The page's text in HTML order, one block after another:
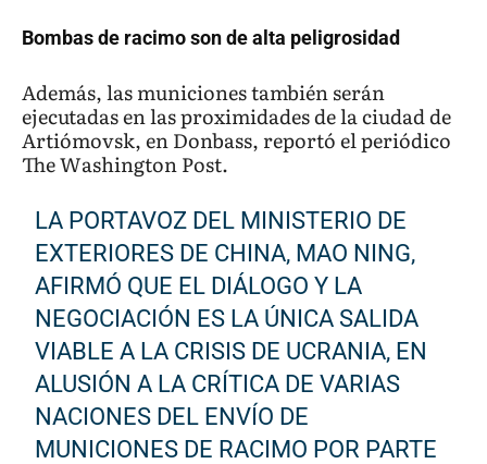
Bombas de racimo son de alta peligrosidad
Además, las municiones también serán
ejecutadas en las proximidades de la ciudad de
Artiómovsk, en Donbass, reportó el periódico
The Washington Post.
LA PORTAVOZ DEL MINISTERIO DE
EXTERIORES DE CHINA, MAO NING,
AFIRMÓ QUE EL DIÁLOGO Y LA
NEGOCIACIÓN ES LA ÚNICA SALIDA
VIABLE A LA CRISIS DE UCRANIA, EN
ALUSIÓN A LA CRÍTICA DE VARIAS
NACIONES DEL ENVÍO DE
MUNICIONES DE RACIMO POR PARTE